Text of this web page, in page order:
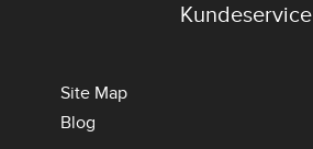
Kundeservice
Site Map
Blog